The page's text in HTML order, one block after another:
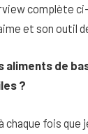
complète
et son outil de
aliments de
?
chaque fois
pour